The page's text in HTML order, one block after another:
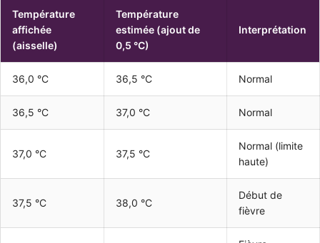
Température
affichée
(aisselle)
Température
estimée (ajout de
0,5 °C)
Interprétation
36,0 °C 36,5 °C Normal
36,5 °C 37,0 °C Normal
37,0 °C 37,5 °C
Normal (limite
haute)
37,5 °C 38,0 °C
Début de
fièvre